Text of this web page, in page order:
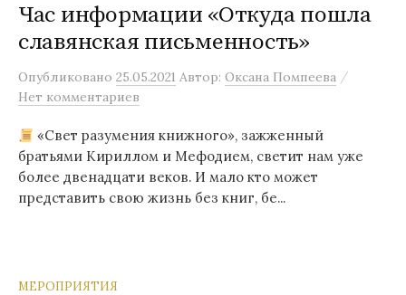
Час информации «Откуда пошла
славянская письменность»
Опубликовано 25.05.2021 Автор: Оксана Помпеева /
Нет комментариев
«Свет разумения книжного», зажженный
братьями Кириллом и Мефодием, светит нам уже
более двенадцати веков. И мало кто может
представить свою жизнь без книг, бе...
МЕРОПРИЯТИЯ